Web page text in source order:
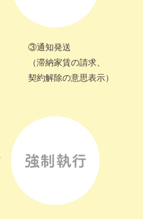
③通知発送
（滞納家賃の請求、
契約解除の意思表示）